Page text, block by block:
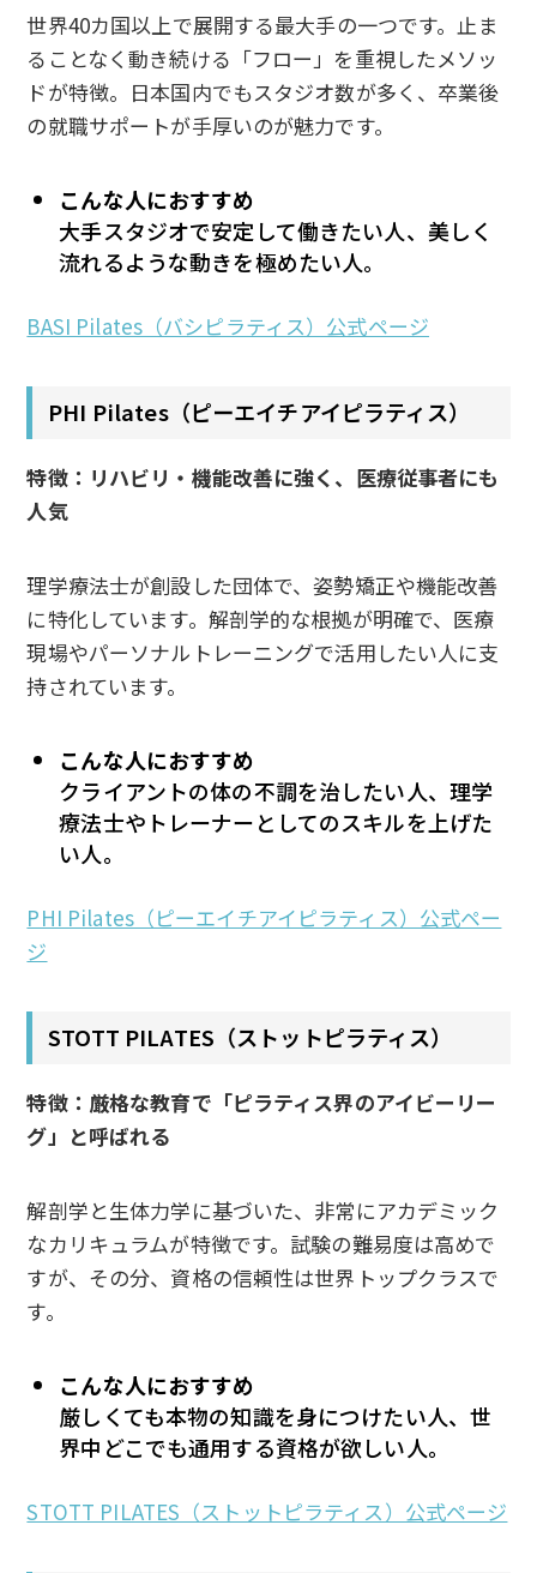
世界40カ国以上で展開する最大手の一つです。止ま
ることなく動き続ける「フロー」を重視したメソッ
ドが特徴。日本国内でもスタジオ数が多く、卒業後
の就職サポートが手厚いのが魅力です。
こんな人におすすめ
大手スタジオで安定して働きたい人、美しく
流れるような動きを極めたい人。
BASI Pilates（バシピラティス）公式ページ
PHI Pilates（ピーエイチアイピラティス）
特徴：リハビリ・機能改善に強く、医療従事者にも
人気
理学療法士が創設した団体で、姿勢矯正や機能改善
に特化しています。解剖学的な根拠が明確で、医療
現場やパーソナルトレーニングで活用したい人に支
持されています。
こんな人におすすめ
クライアントの体の不調を治したい人、理学
療法士やトレーナーとしてのスキルを上げた
い人。
PHI Pilates（ピーエイチアイピラティス）公式ペー
ジ
STOTT PILATES（ストットピラティス）
特徴：厳格な教育で「ピラティス界のアイビーリー
グ」と呼ばれる
解剖学と生体力学に基づいた、非常にアカデミック
なカリキュラムが特徴です。試験の難易度は高めで
すが、その分、資格の信頼性は世界トップクラスで
す。
こんな人におすすめ
厳しくても本物の知識を身につけたい人、世
界中どこでも通用する資格が欲しい人。
STOTT PILATES（ストットピラティス）公式ページ